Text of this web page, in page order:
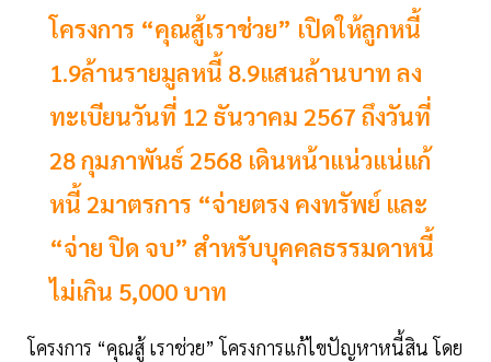
โครงการ “คุณสู้เราช่วย” เปิดให้ลูกหนี้
1.9ล้านรายมูลหนี้ 8.9แสนล้านบาท ลง
ทะเบียนวันที่ 12 ธันวาคม 2567 ถึงวันที่
28 กุมภาพันธ์ 2568 เดินหน้าแน่วแน่แก้
หนี้ 2มาตรการ “จ่ายตรง คงทรัพย์ และ
“จ่าย ปิด จบ” สำหรับบุคคลธรรมดาหนี้
ไม่เกิน 5,000 บาท
โครงการ “คุณสู้ เราช่วย” โครงการแก้ไขปัญหาหนี้สิน โดย